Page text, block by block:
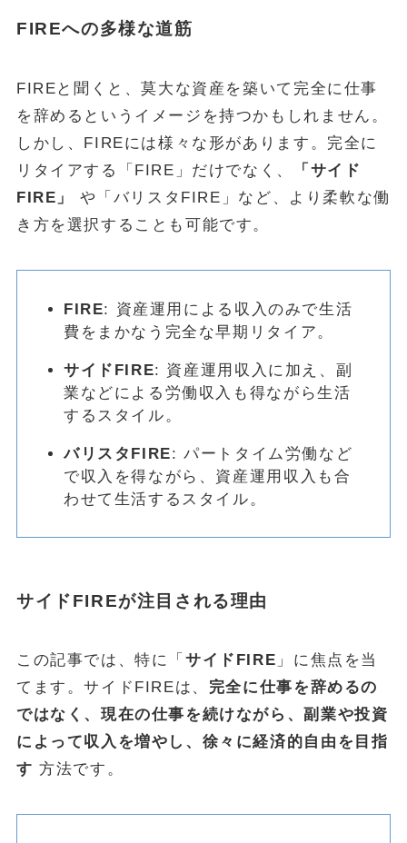
FIREへの多様な道筋
FIREと聞くと、莫大な資産を築いて完全に仕事
を辞めるというイメージを持つかもしれません。
しかし、FIREには様々な形があります。完全に
リタイアする「FIRE」だけでなく、
「サイド
FIRE」
や「バリスタFIRE」など、より柔軟な働
き方を選択することも可能です。
FIRE: 資産運用による収入のみで生活
費をまかなう完全な早期リタイア。
サイドFIRE: 資産運用収入に加え、副
業などによる労働収入も得ながら生活
するスタイル。
バリスタFIRE: パートタイム労働など
で収入を得ながら、資産運用収入も合
わせて生活するスタイル。
サイドFIREが注目される理由
この記事では、特に「サイドFIRE 」に焦点を当
てます。サイドFIREは、 完全に仕事を辞めるの
ではなく、現在の仕事を続けながら、副業や投資
によって収入を増やし、徐々に経済的自由を目指
す 方法です。